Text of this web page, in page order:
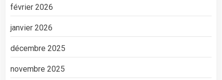
février 2026
janvier 2026
décembre 2025
novembre 2025